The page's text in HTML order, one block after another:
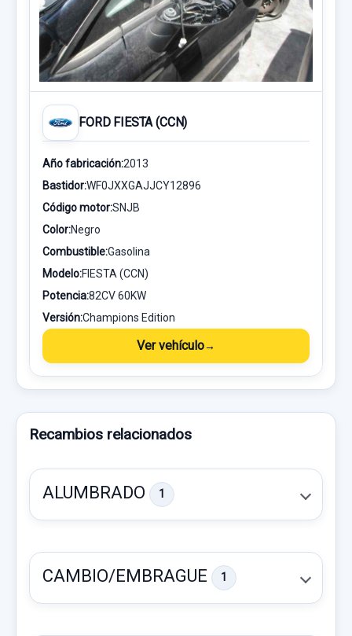
FORD FIESTA (CCN)
Año fabricación:2013
Bastidor:WF0JXXGAJJCY12896
Código motor:SNJB
Color:Negro
Combustible:Gasolina
Modelo:FIESTA (CCN)
Potencia:82CV 60KW
Versión:Champions Edition
Ver vehículo
Recambios relacionados
ALUMBRADO 1
CAMBIO/EMBRAGUE 1